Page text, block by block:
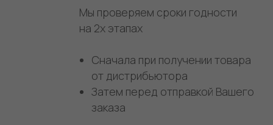
Мы проверяем сроки годности
на 2х этапах
Сначала при получении товара
от дистрибьютора
Затем перед отправкой Вашего
заказа